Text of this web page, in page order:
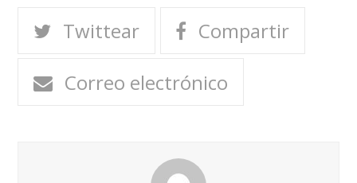
Twittear
Compartir
Correo electrónico